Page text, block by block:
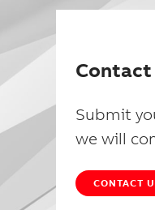
Contact
Submit
we will
CONTACT